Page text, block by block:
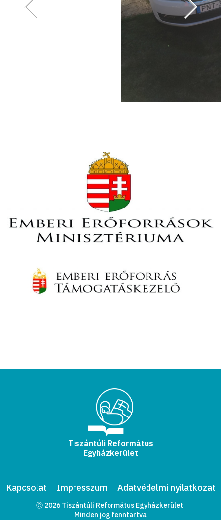
Tiszántúli Református
Egyházkerület
Kapcsolat Impresszum Adatvédelmi nyilatkozat
Ⓒ 2026 Tiszántúli Református Egyházkerület.
Minden jog fenntartva